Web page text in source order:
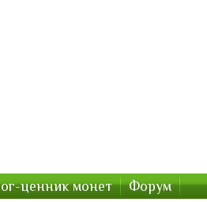
ценник монет Форум